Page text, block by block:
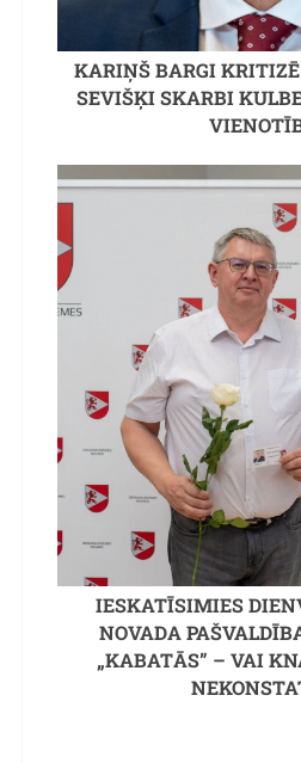
KARIŅŠ BARGI
SEVIŠĶI SKARBI
IESKATĪSIMIES
NOVADA
„KABATĀS” – VAI